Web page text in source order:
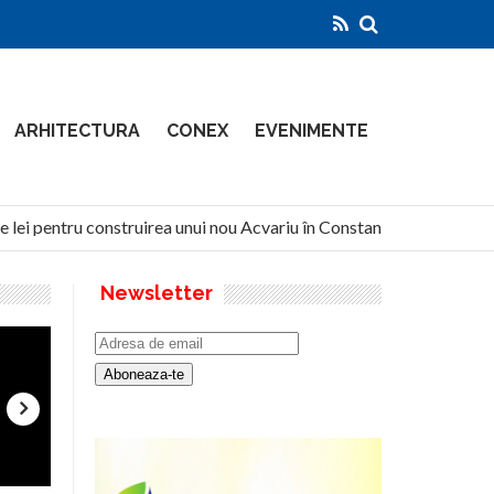
ARHITECTURA CONEX EVENIMENTE
pentru construirea unui nou Acvariu în Constanța
Newsletter